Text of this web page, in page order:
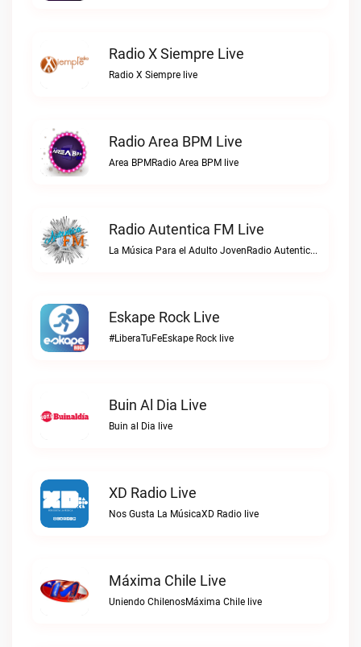
Radio X Siempre Live
Radio X Siempre live
Radio Area BPM Live
Area BPMRadio Area BPM live
Radio Autentica FM Live
La Música Para el Adulto JovenRadio Autentica FM live
Eskape Rock Live
#LiberaTuFeEskape Rock live
Buin Al Dia Live
Buin al Dia live
XD Radio Live
Nos Gusta La MúsicaXD Radio live
Máxima Chile Live
Uniendo ChilenosMáxima Chile live